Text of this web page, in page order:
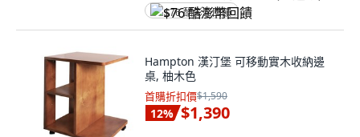
$76 酷澎幣回饋
Hampton 漢汀堡 可移動實木收納邊
桌, 柚木色
首購折扣價$1,590
12% $1,390